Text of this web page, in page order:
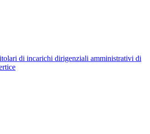
di incarichi dirigenziali amministrativi di